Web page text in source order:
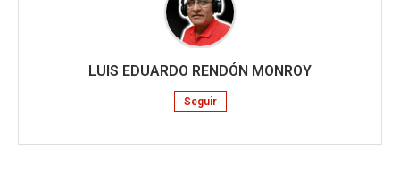
LUIS EDUARDO RENDÓN MONROY
Seguir